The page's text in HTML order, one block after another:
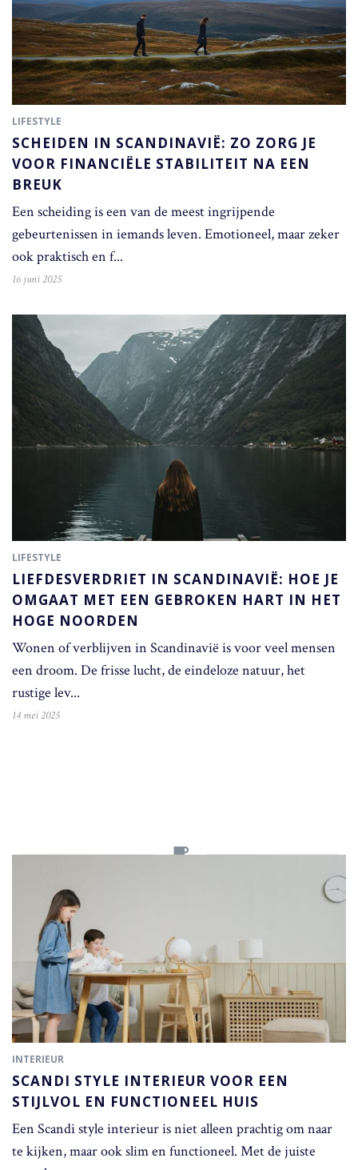
LIFESTYLE
SCHEIDEN IN SCANDINAVIË: ZO ZORG JE
VOOR FINANCIËLE STABILITEIT NA EEN
BREUK
Een scheiding is een van de meest ingrijpende
gebeurtenissen in iemands leven. Emotioneel, maar zeker
ook praktisch en f...
16 juni 2025
LIFESTYLE
LIEFDESVERDRIET IN SCANDINAVIË: HOE JE
OMGAAT MET EEN GEBROKEN HART IN HET
HOGE NOORDEN
Wonen of verblijven in Scandinavië is voor veel mensen
een droom. De frisse lucht, de eindeloze natuur, het
rustige lev...
14 mei 2025
INTERIEUR
SCANDI STYLE INTERIEUR VOOR EEN
STIJLVOL EN FUNCTIONEEL HUIS
Een Scandi style interieur is niet alleen prachtig om naar
te kijken, maar ook slim en functioneel. Met de juiste